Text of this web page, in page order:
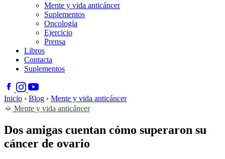
Mente y vida anticáncer
Suplementos
Oncología
Ejercicio
Prensa
Libros
Contacta
Suplementos
Inicio › Blog › Mente y vida anticáncer
Mente y vida anticáncer
Dos amigas cuentan cómo superaron su
cáncer de ovario